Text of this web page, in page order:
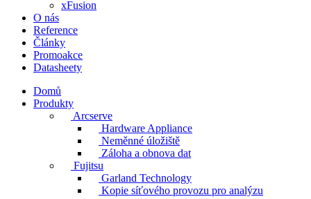
xFusion
O nás
Reference
Články
Promoakce
Datasheety
Domů
Produkty
Arcserve
Hardware Appliance
Neměnné úložiště
Záloha a obnova dat
Fujitsu
Garland Technology
Kopie síťového provozu pro analýzu